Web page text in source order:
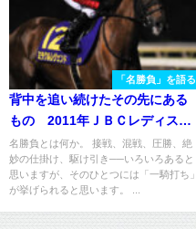
「名勝負」を語る
背中を追い続けたその先にある
もの 2011年ＪＢＣレディスク
ラシック
名勝負とは何か。 接戦、混戦、圧勝、絶
妙の仕掛け、駆け引き──いろいろあると
思いますが、そのひとつには「一騎打ち」
が挙げられると思います。 ...